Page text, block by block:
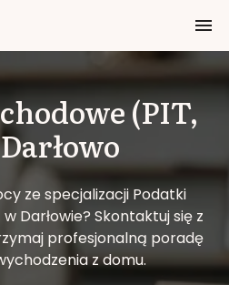
(PIT,
Darłowo
ze specjalizacji Podatki
Darłowie? Skontaktuj się z
profesjonalną poradę
z domu.